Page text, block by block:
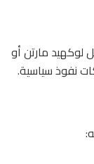
لوكهيد مارتن أو
نفوذ سياسية.